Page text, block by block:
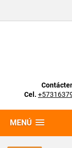
Cel.
MENÚ